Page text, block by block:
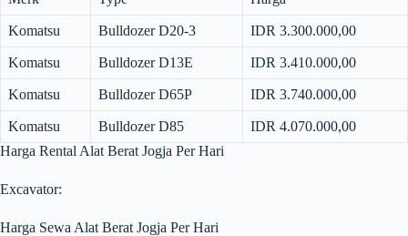
Komatsu Bulldozer D20-3 IDR 3.300.000,00
Komatsu Bulldozer D13E IDR 3.410.000,00
Komatsu Bulldozer D65P IDR 3.740.000,00
Komatsu Bulldozer D85
IDR 4.070.000,00
Harga Rental Alat Berat Jogja Per Hari
Excavator:
Harga Sewa Alat Berat Jogja Per Hari